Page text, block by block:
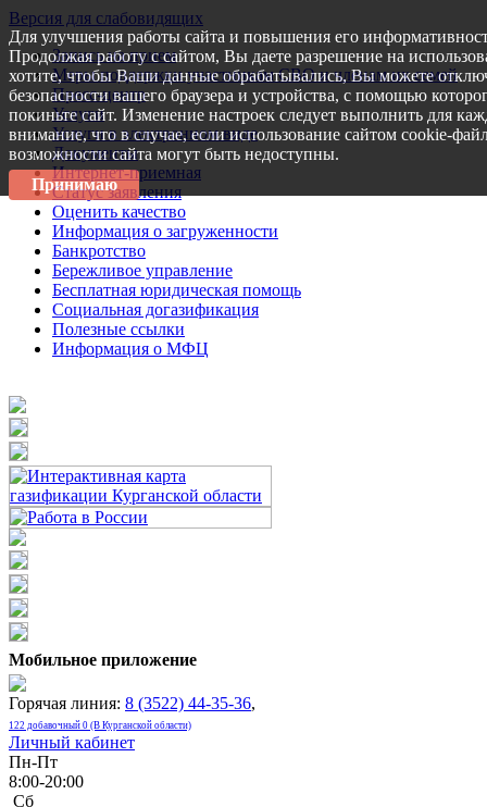
Версия для слабовидящих
Запись на прием
Меры поддержки участникам СВО и членам их семей
Пресс-центр
Услуги
Услуги в электронном виде
Документы
Интернет-приемная
Статус заявления
Оценить качество
Информация о загруженности
Банкротство
Бережливое управление
Бесплатная юридическая помощь
Социальная догазификация
Полезные ссылки
Информация о МФЦ
Мобильное приложение
Горячая линия: 8 (3522) 44-35-36,
122 добавочный 0 (В Курганской области)
Личный кабинет
Пн-Пт
8:00-20:00
Сб
Для улучшения работы сайта и повышения его
Продолжая работу с сайтом, Вы даете разрешение на
хотите, чтобы Ваши данные обрабатывались, Вы можете
безопасности вашего браузера и устройства, с помощью
покиньте сайт. Изменение настроек следует выполнить для
внимание, что в случае, если использование сайтом cookie-
возможности сайта могут быть недоступны.
Принимаю